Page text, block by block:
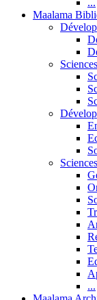
...
Maalama
...